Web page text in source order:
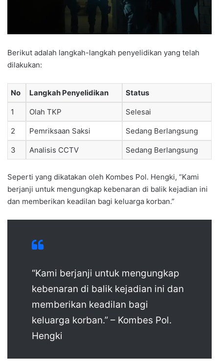
Berikut adalah langkah-langkah penyelidikan yang telah
dilakukan:
No Langkah Penyelidikan Status
1 Olah TKP Selesai
2 Pemriksaan Saksi Sedang Berlangsung
3 Analisis CCTV Sedang Berlangsung
Seperti yang dikatakan oleh Kombes Pol. Hengki, “Kami
berjanji untuk mengungkap kebenaran di balik kejadian ini
dan memberikan keadilan bagi keluarga korban.”
“Kami berjanji untuk mengungkap
kebenaran di balik kejadian ini dan
memberikan keadilan bagi
keluarga korban.” – Kombes Pol.
Hengki